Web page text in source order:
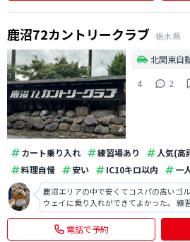
鹿沼72カントリークラブ 栃木県
北関東自
4
2
カート乗り入れ 練習場あり 人気(高
料理自慢
安い IC10キロ以内 一
鹿沼エリアの中で安くてコスパの高いゴ
ウェイに乗り入れができてよかった。 練
が面白かったです。
電話で予約